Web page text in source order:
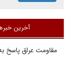
آخرین
مقاومت عراق پاسخ